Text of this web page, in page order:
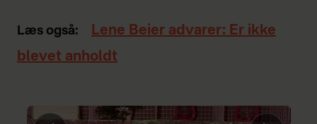
Læs også:
Lene Beier advarer: Er ikke
blevet anholdt